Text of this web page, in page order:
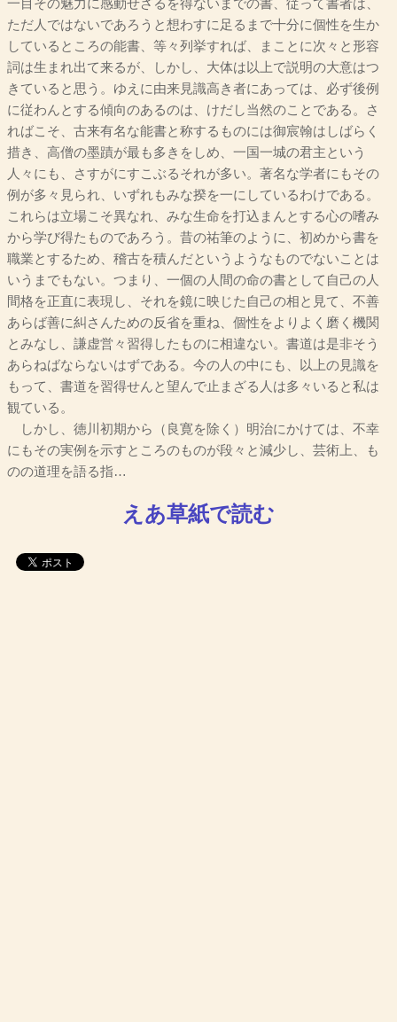
一目その魅力に感動せざるを得ないまでの書、従って書者は、
ただ人ではないであろうと想わすに足るまで十分に個性を生か
しているところの能書、等々列挙すれば、まことに次々と形容
詞は生まれ出て来るが、しかし、大体は以上で説明の大意はつ
きていると思う。ゆえに由来見識高き者にあっては、必ず後例
に従わんとする傾向のあるのは、けだし当然のことである。さ
ればこそ、古来有名な能書と称するものには御宸翰はしばらく
措き、高僧の墨蹟が最も多きをしめ、一国一城の君主という
人々にも、さすがにすこぶるそれが多い。著名な学者にもその
例が多々見られ、いずれもみな揆を一にしているわけである。
これらは立場こそ異なれ、みな生命を打込まんとする心の嗜み
から学び得たものであろう。昔の祐筆のように、初めから書を
職業とするため、稽古を積んだというようなものでないことは
いうまでもない。つまり、一個の人間の命の書として自己の人
間格を正直に表現し、それを鏡に映じた自己の相と見て、不善
あらば善に糾さんための反省を重ね、個性をよりよく磨く機関
とみなし、謙虚営々習得したものに相違ない。書道は是非そう
あらねばならないはずである。今の人の中にも、以上の見識を
もって、書道を習得せんと望んで止まざる人は多々いると私は
観ている。
しかし、徳川初期から（良寛を除く）明治にかけては、不幸
にもその実例を示すところのものが段々と減少し、芸術上、も
のの道理を語る指…
えあ草紙で読む